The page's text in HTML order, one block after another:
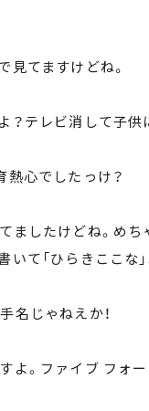
見てますけどね。
？テレビ消して子供
熱心でしたっけ？
ましたけどね。め
て「ひらきここな」
名じゃねえか！
よ。ファイブ フォー